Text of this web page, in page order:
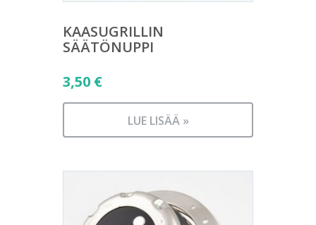
KAASUGRILLIN
SÄÄTÖNUPPI
3,50 €
LUE LISÄÄ »